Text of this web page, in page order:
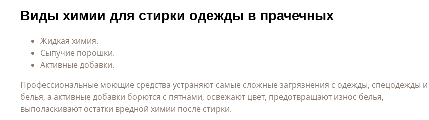
Виды химии для стирки одежды в прачечных
Жидкая химия.
Сыпучие порошки.
Активные добавки.
Профессиональные моющие средства устраняют самые сложные загрязнения с одежды, спецодежды и
белья, а активные добавки борются с пятнами, освежают цвет, предотвращают износ белья,
выполаскивают остатки вредной химии после стирки.